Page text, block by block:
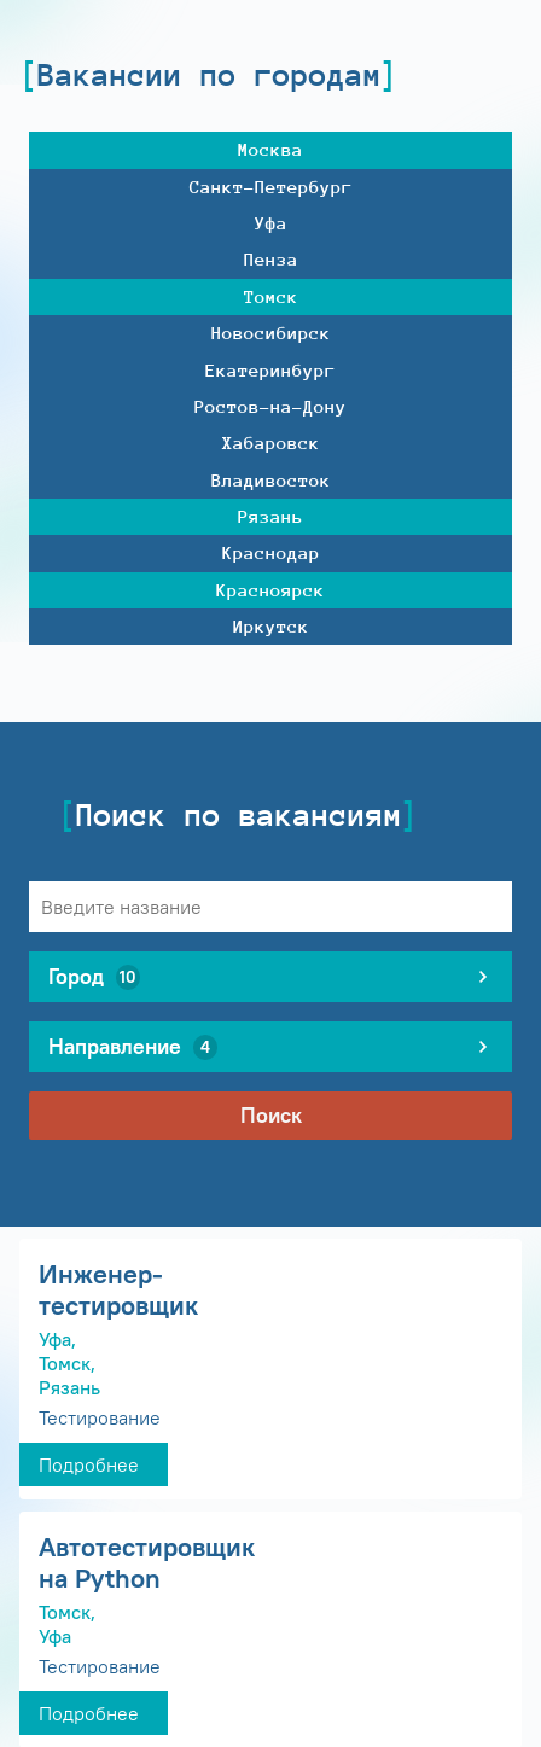
Вакансии по городам
Москва
Санкт-Петербург
Уфа
Пенза
Томск
Новосибирск
Екатеринбург
Ростов-на-Дону
Хабаровск
Владивосток
Рязань
Краснодар
Красноярск
Иркутск
Поиск по вакансиям
Город 10
Направление 4
Поиск
Инженер-
тестировщик
Уфа,
Томск,
Рязань
Тестирование
Подробнее
Автотестировщик
на Python
Томск,
Уфа
Тестирование
Подробнее